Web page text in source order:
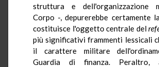
struttura e dell'organizzazione
Corpo -, depurerebbe certamente
costituisce l'oggetto centrale del
più significativi frammenti lessicali
il carattere militare
Guardia di finanza. Peraltro,